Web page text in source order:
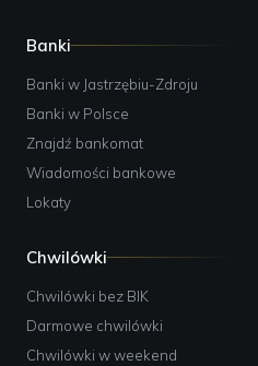
Banki
Banki w Jastrzębiu-Zdroju
Banki w Polsce
Znajdź bankomat
Wiadomości bankowe
Lokaty
Chwilówki
Chwilówki bez BIK
Darmowe chwilówki
Chwilówki w weekend